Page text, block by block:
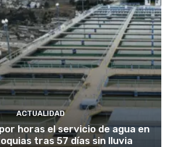
ACTUALIDAD
horas el servicio de agua en
tras 57 días sin lluvia